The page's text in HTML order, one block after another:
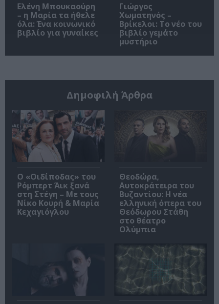
Ελένη Μπουκαούρη
– η Μαρία τα ήθελε
όλα: Ένα κοινωνικό
βιβλίο για γυναίκες
Γιώργος
Χωματηνός –
Βρίκελοι: Το νέο του
βιβλίο γεμάτο
μυστήριο
Δημοφιλή Άρθρα
O «Οιδίποδας» του
Ρόμπερτ Άικ ξανά
στη Στέγη – Με τους
Νίκο Κουρή & Μαρία
Κεχαγιόγλου
Θεοδώρα,
Αυτοκράτειρα του
Βυζαντίου: Η νέα
ελληνική όπερα του
Θεόδωρου Στάθη
στο θέατρο
Ολύμπια